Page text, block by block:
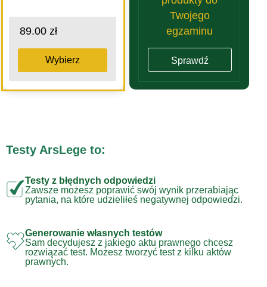
89.00 zł
Wybierz
Twojego
egzaminu
Sprawdź
Testy ArsLege to:
Testy z błędnych odpowiedzi
Zawsze możesz poprawić swój wynik przerabiając
pytania, na które udzieliłeś negatywnej odpowiedzi.
Generowanie własnych testów
Sam decydujesz z jakiego aktu prawnego chcesz
rozwiązać test. Możesz tworzyć test z kilku aktów
prawnych.